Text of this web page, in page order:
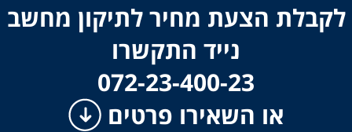
לקבלת הצעת מחיר לתיקון מחשב
נייד התקשרו
​​​​​​​072-23-400-23
או השאירו פרטים